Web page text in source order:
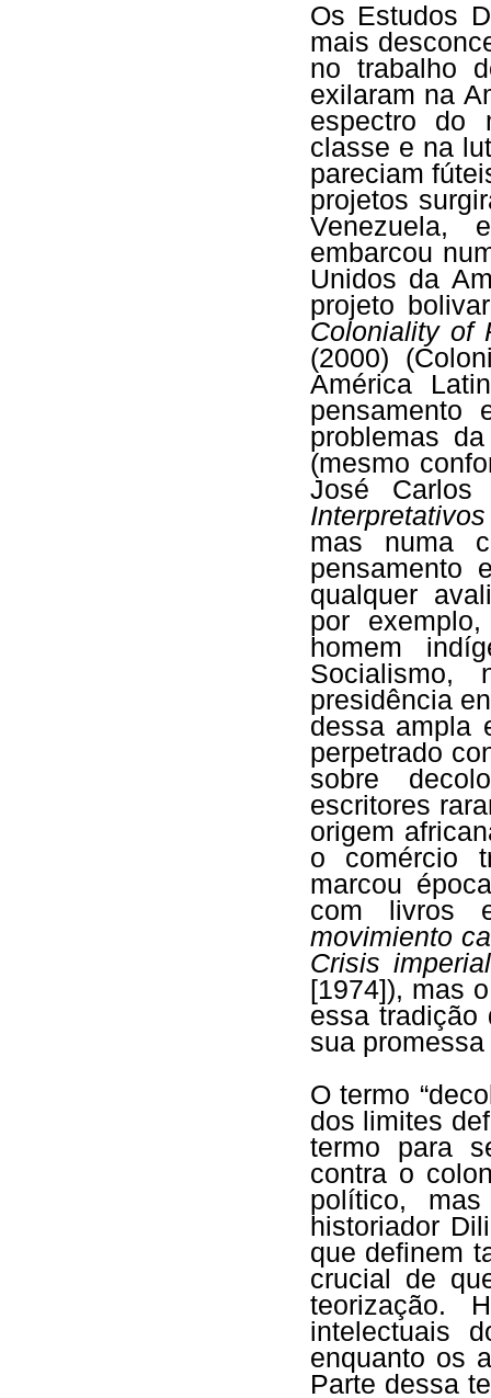
Os Estudos
mais
no trabalho
exilaram na
espectro do
classe e na
pareciam
projetos
Venezuela,
embarcou
Unidos da
projeto
Coloniality of
(2000)
América
pensamento
problemas
(mesmo
José
mas numa
pensamento
qualquer
por
homem
presidência
dessa ampla
perpetrado
sobre
escritores
origem
o comércio
marcou
com livros
movimiento
Crisis
[1974]), mas
essa tradição
sua promessa
O termo
dos limites
termo para
contra o
político,
historiador
que definem
crucial de
teorização.
intelectuais
enquanto os
Parte dessa